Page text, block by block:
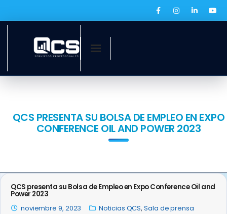
Servicios
Prensa
QCS PRESENTA SU BOLSA DE EMPLEO EN EXPO
CONFERENCE OIL AND POWER 2023
QCS presenta su Bolsa de Empleo en Expo Conference Oil and
Power 2023
noviembre 9, 2023
Noticias QCS,Sala de prensa